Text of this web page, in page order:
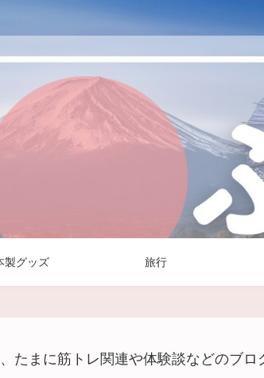
製グッズ 旅行
たまに筋トレ関連や体験談などのブロ